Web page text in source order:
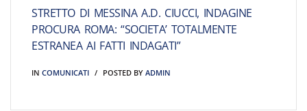
STRETTO DI MESSINA A.D. CIUCCI, INDAGINE
PROCURA ROMA: “SOCIETA’ TOTALMENTE
ESTRANEA AI FATTI INDAGATI”
IN COMUNICATI POSTED BY ADMIN